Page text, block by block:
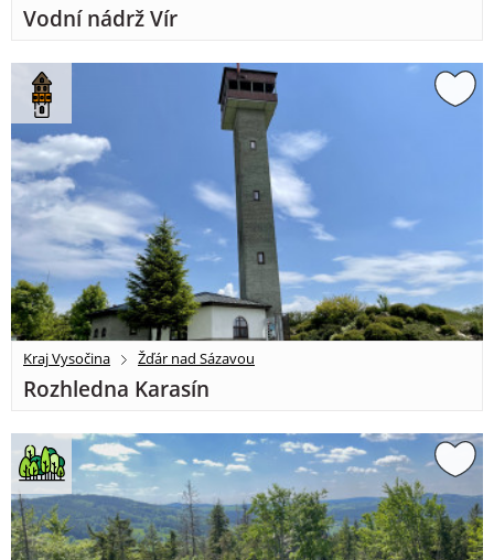
Vodní nádrž Vír
Kraj Vysočina Žďár nad Sázavou
Rozhledna Karasín